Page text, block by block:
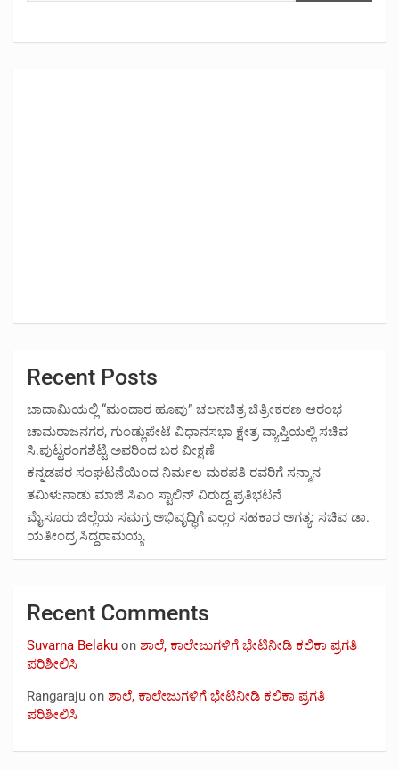
Recent Posts
ಬಾದಾಮಿಯಲ್ಲಿ “ಮಂದಾರ ಹೂವು” ಚಲನಚಿತ್ರ ಚಿತ್ರೀಕರಣ ಆರಂಭ
ಚಾಮರಾಜನಗರ, ಗುಂಡ್ಲುಪೇಟೆ ವಿಧಾನಸಭಾ ಕ್ಷೇತ್ರ ವ್ಯಾಪ್ತಿಯಲ್ಲಿ ಸಚಿವ
ಸಿ.ಪುಟ್ಟರಂಗಶೆಟ್ಟಿ ಅವರಿಂದ ಬರ ವೀಕ್ಷಣೆ
ಕನ್ನಡಪರ ಸಂಘಟನೆಯಿಂದ ನಿರ್ಮಲ ಮಠಪತಿ ರವರಿಗೆ ಸನ್ಮಾನ
ತಮಿಳುನಾಡು ಮಾಜಿ ಸಿಎಂ ಸ್ಟಾಲಿನ್ ವಿರುದ್ದ ಪ್ರತಿಭಟನೆ
ಮೈಸೂರು ಜಿಲ್ಲೆಯ ಸಮಗ್ರ ಅಭಿವೃದ್ಧಿಗೆ ಎಲ್ಲರ ಸಹಕಾರ ಅಗತ್ಯ: ಸಚಿವ ಡಾ.
ಯತೀಂದ್ರ ಸಿದ್ದರಾಮಯ್ಯ
Recent Comments
Suvarna Belaku on ಶಾಲೆ, ಕಾಲೇಜುಗಳಿಗೆ ಭೇಟಿನೀಡಿ ಕಲಿಕಾ ಪ್ರಗತಿ
ಪರಿಶೀಲಿಸಿ
Rangaraju on ಶಾಲೆ, ಕಾಲೇಜುಗಳಿಗೆ ಭೇಟಿನೀಡಿ ಕಲಿಕಾ ಪ್ರಗತಿ
ಪರಿಶೀಲಿಸಿ